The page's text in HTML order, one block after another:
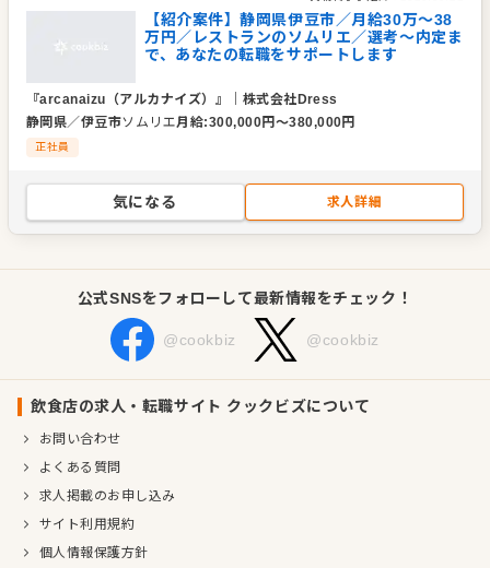
【紹介案件】静岡県伊豆市／月給30万～38
万円／レストランのソムリエ／選考～内定ま
で、あなたの転職をサポートします
『arcanaizu（アルカナイズ）』
株式会社Dress
静岡県／伊豆市ソムリエ月給:300,000円〜380,000円
正社員
気になる 求人詳細
公式SNSをフォローして最新情報をチェック！
@cookbiz @cookbiz
飲食店の求人・転職サイト クックビズについて
お問い合わせ
よくある質問
求人掲載のお申し込み
サイト利用規約
個人情報保護方針